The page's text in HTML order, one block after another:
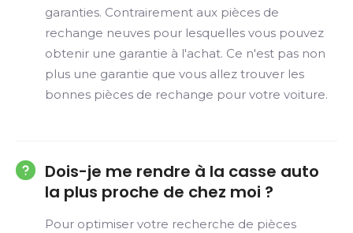
garanties. Contrairement aux pièces de
rechange neuves pour lesquelles vous pouvez
obtenir une garantie à l'achat. Ce n'est pas non
plus une garantie que vous allez trouver les
bonnes pièces de rechange pour votre voiture.
Dois-je me rendre à la casse auto
la plus proche de chez moi ?
Pour optimiser votre recherche de pièces